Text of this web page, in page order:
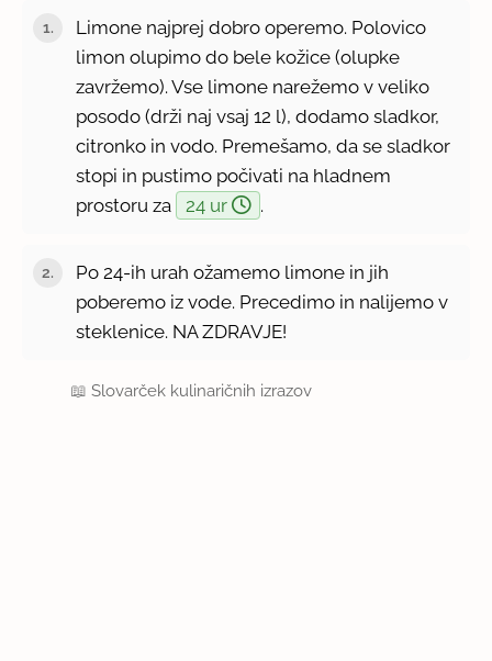
Limone najprej dobro operemo. Polovico
limon olupimo do bele kožice (olupke
zavržemo). Vse limone narežemo v veliko
posodo (drži naj vsaj 12 l), dodamo sladkor,
citronko in vodo. Premešamo, da se sladkor
stopi in pustimo počivati na hladnem
prostoru za
24 ur .
Po 24-ih urah ožamemo limone in jih
poberemo iz vode. Precedimo in nalijemo v
steklenice. NA ZDRAVJE!
📖Slovarček kulinaričnih izrazov